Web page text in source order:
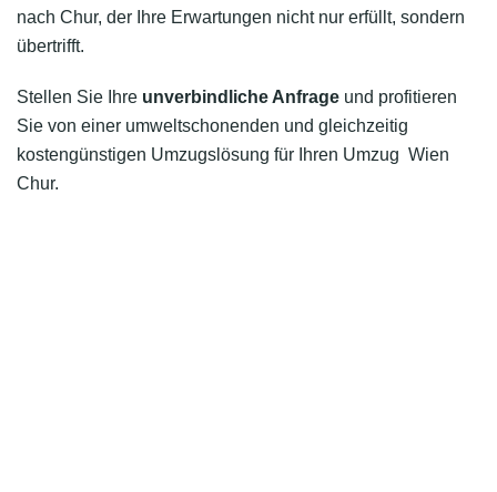
nach Chur, der Ihre Erwartungen nicht nur erfüllt, sondern
übertrifft.
Stellen Sie Ihre unverbindliche Anfrage und profitieren
Sie von einer umweltschonenden und gleichzeitig
kostengünstigen Umzugslösung für Ihren Umzug Wien
Chur.